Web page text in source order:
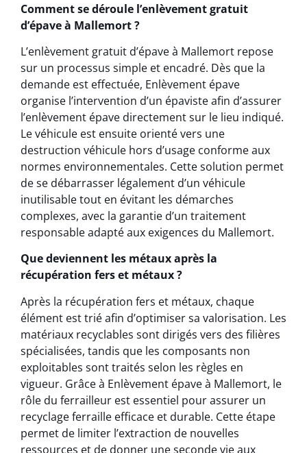
Comment se déroule l’enlèvement gratuit
d’épave à Mallemort ?
L’enlèvement gratuit d’épave à Mallemort repose
sur un processus simple et encadré. Dès que la
demande est effectuée, Enlèvement épave
organise l’intervention d’un épaviste afin d’assurer
l’enlèvement épave directement sur le lieu indiqué.
Le véhicule est ensuite orienté vers une
destruction véhicule hors d’usage conforme aux
normes environnementales. Cette solution permet
de se débarrasser légalement d’un véhicule
inutilisable tout en évitant les démarches
complexes, avec la garantie d’un traitement
responsable adapté aux exigences du Mallemort.
Que deviennent les métaux après la
récupération fers et métaux ?
Après la récupération fers et métaux, chaque
élément est trié afin d’optimiser sa valorisation. Les
matériaux recyclables sont dirigés vers des filières
spécialisées, tandis que les composants non
exploitables sont traités selon les règles en
vigueur. Grâce à Enlèvement épave à Mallemort, le
rôle du ferrailleur est essentiel pour assurer un
recyclage ferraille efficace et durable. Cette étape
permet de limiter l’extraction de nouvelles
ressources et de donner une seconde vie aux